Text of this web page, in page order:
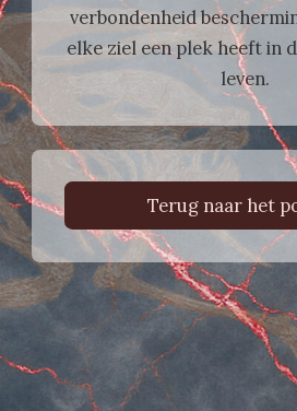
verbondenheid
elke ziel een plek heeft in
leven.
Terug naar het